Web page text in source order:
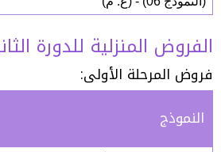
الفروض المنزلية للدورة
فروض المرحلة الأولى:
النموذج